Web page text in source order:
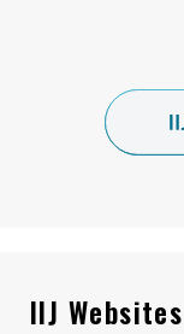
IIJ Websites